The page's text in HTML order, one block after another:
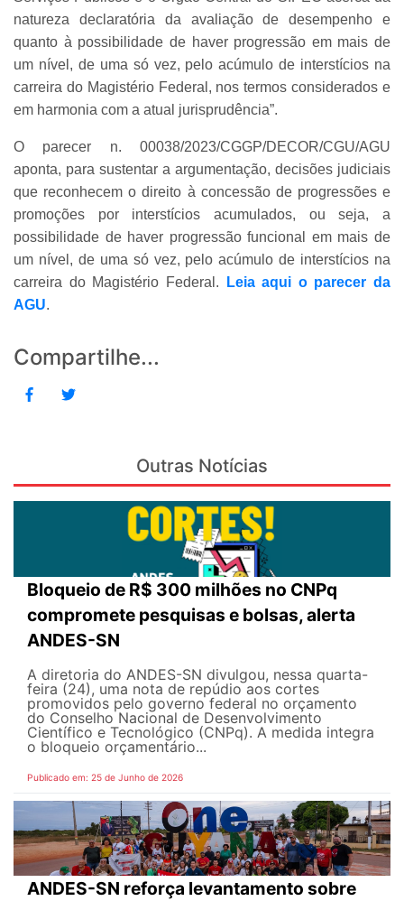
natureza declaratória da avaliação de desempenho e
quanto à possibilidade de haver progressão em mais de
um nível, de uma só vez, pelo acúmulo de interstícios na
carreira do Magistério Federal, nos termos considerados e
em harmonia com a atual jurisprudência”.
O parecer n. 00038/2023/CGGP/DECOR/CGU/AGU
aponta, para sustentar a argumentação, decisões judiciais
que reconhecem o direito à concessão de progressões e
promoções por interstícios acumulados, ou seja, a
possibilidade de haver progressão funcional em mais de
um nível, de uma só vez, pelo acúmulo de interstícios na
carreira do Magistério Federal.
Leia aqui o parecer da
AGU.
Compartilhe...
Outras Notícias
Bloqueio de R$ 300 milhões no CNPq
compromete pesquisas e bolsas, alerta
ANDES-SN
A diretoria do ANDES-SN divulgou, nessa quarta-
feira (24), uma nota de repúdio aos cortes
promovidos pelo governo federal no orçamento
do Conselho Nacional de Desenvolvimento
Científico e Tecnológico (CNPq). A medida integra
o bloqueio orçamentário...
Publicado em: 25 de Junho de 2026
ANDES-SN reforça levantamento sobre